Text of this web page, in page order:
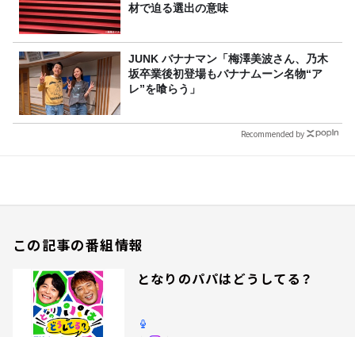
材で迫る選出の意味
JUNK バナナマン「梅澤美波さん、乃木
坂卒業後初登場もバナナムーン名物“ア
レ”を喰らう」
Recommended by
この記事の番組情報
となりのパパはどうしてる？